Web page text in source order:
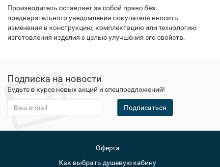
Производитель оставляет за собой право без
предварительного уведомления покупателя вносить
изменения в конструкцию, комплектацию или технологию
изготовления изделия с целью улучшения его свойств.
Подписка на новости
Будьте в курсе новых акций и спецпредложений!
Подписаться
Оферта
Как выбрать душевую кабину